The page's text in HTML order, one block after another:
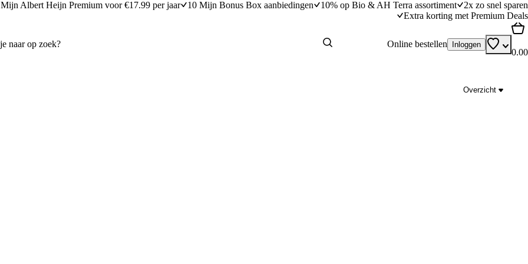
Mijn Albert Heijn Premium voor €17.99 per jaar 10 Mijn Bonus Box aanbiedingen 10% op Bio & AH Terra assortiment
2x zo snel sparen
Extra korting met Premium Deals
Online bestellen Inloggen
0.00
Overzicht